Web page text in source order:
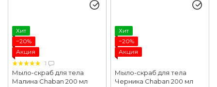
Хит
−20%
Акция
1
Мыло-скраб для тела
Малина Chaban 200 мл
Хит
−20%
Акция
Мыло-скраб для тела
Черника Chaban 200 мл